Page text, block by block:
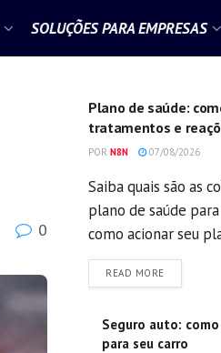
SOLUÇÕES PARA EMPRESAS
0
Plano de saúde:
tratamentos e
POR N8N 07/08/2026
Saiba quais são as
plano de saúde
como acionar seu
READ MOREDETAILS
Seguro auto:
para seu carro